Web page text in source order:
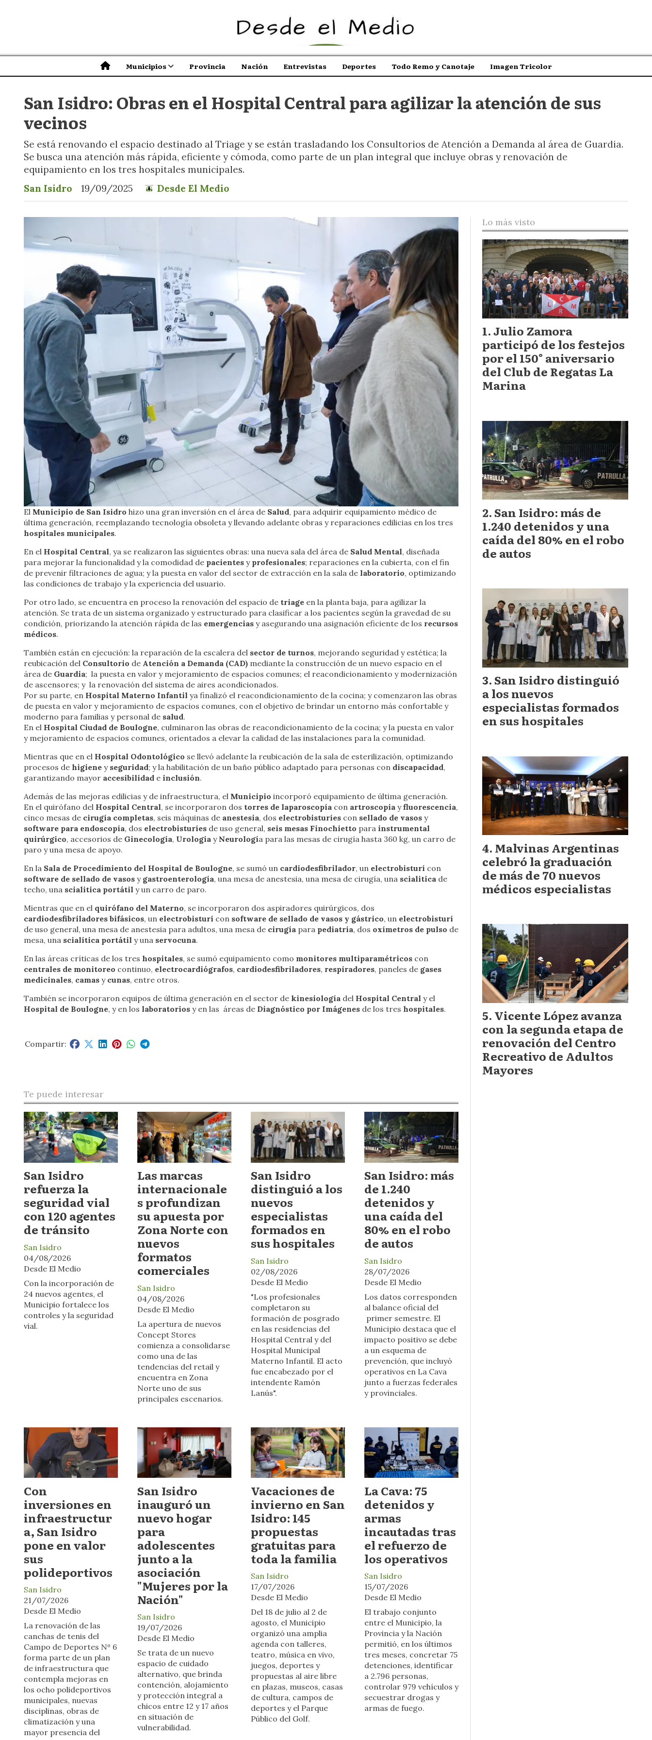
Municipios Provincia Nación Entrevistas Deportes Todo Remo y Canotaje Imagen Tricolor
San Isidro: Obras en el Hospital Central para agilizar la atención de sus
vecinos
Se está renovando el espacio destinado al Triage y se están trasladando los Consultorios de Atención a Demanda al área de Guardia.
Se busca una atención más rápida, eficiente y cómoda, como parte de un plan integral que incluye obras y renovación de
equipamiento en los tres hospitales municipales.
San Isidro
19/09/2025 Desde El Medio
El Municipio de San Isidro hizo una gran inversión en el área de Salud, para adquirir equipamiento médico de
última generación, reemplazando tecnología obsoleta y llevando adelante obras y reparaciones edilicias en los tres
hospitales municipales.
En el Hospital Central, ya se realizaron las siguientes obras: una nueva sala del área de Salud Mental, diseñada
para mejorar la funcionalidad y la comodidad de pacientes y profesionales; reparaciones en la cubierta, con el fin
de prevenir filtraciones de agua; y la puesta en valor del sector de extracción en la sala de laboratorio, optimizando
las condiciones de trabajo y la experiencia del usuario.
Por otro lado, se encuentra en proceso la renovación del espacio de triage en la planta baja, para agilizar la
atención. Se trata de un sistema organizado y estructurado para clasificar a los pacientes según la gravedad de su
condición, priorizando la atención rápida de las emergencias y asegurando una asignación eficiente de los recursos
médicos.
También están en ejecución: la reparación de la escalera del sector de turnos, mejorando seguridad y estética; la
reubicación del Consultorio de Atención a Demanda (CAD) mediante la construcción de un nuevo espacio en el
área de Guardia; la puesta en valor y mejoramiento de espacios comunes; el reacondicionamiento y modernización
de ascensores; y la renovación del sistema de aires acondicionados.
Por su parte, en Hospital Materno Infantil ya finalizó el reacondicionamiento de la cocina; y comenzaron las obras
de puesta en valor y mejoramiento de espacios comunes, con el objetivo de brindar un entorno más confortable y
moderno para familias y personal de salud.
En el Hospital Ciudad de Boulogne, culminaron las obras de reacondicionamiento de la cocina; y la puesta en valor
y mejoramiento de espacios comunes, orientados a elevar la calidad de las instalaciones para la comunidad.
Mientras que en el Hospital Odontológico se llevó adelante la reubicación de la sala de esterilización, optimizando
procesos de higiene y seguridad; y la habilitación de un baño público adaptado para personas con discapacidad,
garantizando mayor accesibilidad e inclusión.
Además de las mejoras edilicias y de infraestructura, el Municipio incorporó equipamiento de última generación.
En el quirófano del Hospital Central, se incorporaron dos torres de laparoscopía con artroscopia yfluorescencia,
cinco mesas de cirugía completas, seis máquinas de anestesia, dos electrobisturíes con sellado de vasos y
software para endoscopía, dos electrobisturíes de uso general, seis mesas Finochietto para instrumental
quirúrgico, accesorios de Ginecología, Urología yNeurología para las mesas de cirugía hasta 360 kg, un carro de
paro y una mesa de apoyo.
En la Sala de Procedimiento del Hospital de Boulogne, se sumó un cardiodesfibrilador, un electrobisturí con
software de sellado de vasos y gastroenterología, una mesa de anestesia, una mesa de cirugía, una scialitica de
techo, una scialitica portátil y un carro de paro.
Mientras que en el quirófano del Materno, se incorporaron dos aspiradores quirúrgicos, dos
cardiodesfibriladores bifásicos, un electrobisturí con software de sellado de vasos y gástrico, un electrobisturí
de uso general, una mesa de anestesia para adultos, una mesa de cirugía para pediatría, dos oxímetros de pulso de
mesa, una scialítica portátil y una servocuna.
En las áreas críticas de los tres hospitales, se sumó equipamiento como monitores multiparamétricos con
centrales de monitoreo continuo, electrocardiógrafos, cardiodesfibriladores, respiradores, paneles de gases
medicinales, camas y cunas, entre otros.
También se incorporaron equipos de última generación en el sector de kinesiología del Hospital Central y el
Hospital de Boulogne, y en los laboratorios y en las áreas de Diagnóstico por Imágenes de los tres hospitales.
Te puede interesar
San Isidro
refuerza la
seguridad vial
con 120 agentes
de tránsito
Desde El Medio
San Isidro
04/08/2026
Con la incorporación de
24 nuevos agentes, el
Municipio fortalece los
controles y la seguridad
vial.
Las marcas
internacionale
s profundizan
su apuesta por
Zona Norte con
nuevos
formatos
comerciales
Desde El Medio
San Isidro
04/08/2026
La apertura de nuevos
Concept Stores
comienza a consolidarse
como una de las
tendencias del retail y
encuentra en Zona
Norte uno de sus
principales escenarios.
San Isidro
distinguió a los
nuevos
especialistas
formados en
sus hospitales
Desde El Medio
San Isidro
02/08/2026
"Los profesionales
completaron su
formación de posgrado
en las residencias del
Hospital Central y del
Hospital Municipal
Materno Infantil. El acto
fue encabezado por el
intendente Ramón
Lanús".
San Isidro: más
de 1.240
detenidos y
una caída del
80% en el robo
de autos
Desde El Medio
San Isidro
28/07/2026
Los datos corresponden
al balance oficial del
primer semestre. El
Municipio destaca que el
impacto positivo se debe
a un esquema de
prevención, que incluyó
operativos en La Cava
junto a fuerzas federales
y provinciales.
Con
inversiones en
infraestructur
a, San Isidro
pone en valor
sus
polideportivos
Desde El Medio
San Isidro
21/07/2026
La renovación de las
canchas de tenis del
Campo de Deportes Nº 6
forma parte de un plan
de infraestructura que
contempla mejoras en
los ocho polideportivos
municipales, nuevas
disciplinas, obras de
climatización y una
mayor presencia del
San Isidro
inauguró un
nuevo hogar
para
adolescentes
junto a la
asociación
"Mujeres por la
Nación"
Desde El Medio
San Isidro
19/07/2026
Se trata de un nuevo
espacio de cuidado
alternativo, que brinda
contención, alojamiento
y protección integral a
chicos entre 12 y 17 años
en situación de
vulnerabilidad.
Vacaciones de
invierno en San
Isidro: 145
propuestas
gratuitas para
toda la familia
Desde El Medio
San Isidro
17/07/2026
Del 18 de julio al 2 de
agosto, el Municipio
organizó una amplia
agenda con talleres,
teatro, música en vivo,
juegos, deportes y
propuestas al aire libre
en plazas, museos, casas
de cultura, campos de
deportes y el Parque
Público del Golf.
La Cava: 75
detenidos y
armas
incautadas tras
el refuerzo de
los operativos
Desde El Medio
San Isidro
15/07/2026
El trabajo conjunto
entre el Municipio, la
Provincia y la Nación
permitió, en los últimos
tres meses, concretar 75
detenciones, identificar
a 2.796 personas,
controlar 979 vehículos y
secuestrar drogas y
armas de fuego.
Lo más visto
Julio Zamora
participó de los festejos
por el 150° aniversario
del Club de Regatas La
Marina
San Isidro: más de
1.240 detenidos y una
caída del 80% en el robo
de autos
San Isidro distinguió
a los nuevos
especialistas formados
en sus hospitales
Malvinas Argentinas
celebró la graduación
de más de 70 nuevos
médicos especialistas
Vicente López avanza
con la segunda etapa de
renovación del Centro
Recreativo de Adultos
Mayores